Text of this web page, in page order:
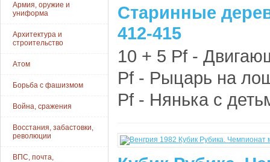
Армия, оружие и
униформа
Архитектура и
строительство
Атом
Борьба с фашизмом
Война, сражения
Восстания, забастовки,
революции
ВПС, почта,
Старинные
412-415
10 + 5 Pf -
Pf - Рыцарь на
Pf - Нянька с